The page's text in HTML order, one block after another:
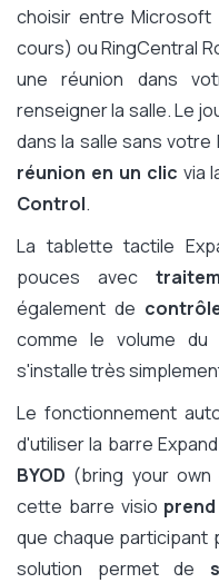
choisir entre Microsoft
cours) ou RingCentral
une réunion dans
renseigner la salle. Le
dans la salle sans votre
réunion en un clic via
Control.
La tablette tactile
pouces avec
également de
comme le volume
s'installe très
Le fonctionnement
d'utiliser la barre
BYOD (bring your
cette barre visio
que chaque participant
solution permet de